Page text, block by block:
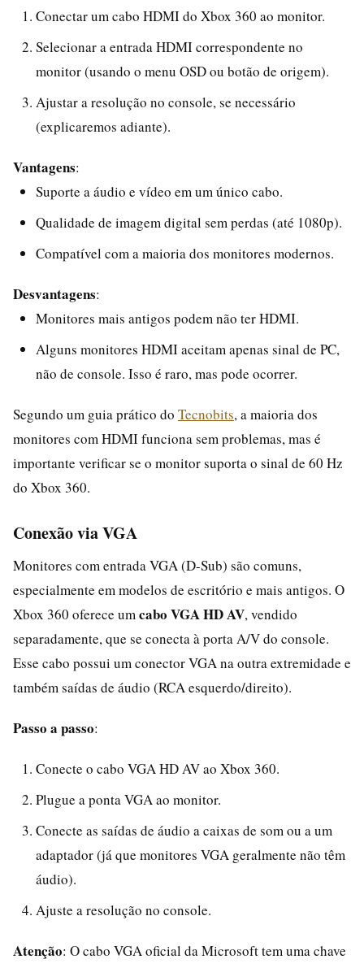
Conectar um cabo HDMI do Xbox 360 ao monitor.
Selecionar a entrada HDMI correspondente no
monitor (usando o menu OSD ou botão de origem).
Ajustar a resolução no console, se necessário
(explicaremos adiante).
Vantagens:
Suporte a áudio e vídeo em um único cabo.
Qualidade de imagem digital sem perdas (até 1080p).
Compatível com a maioria dos monitores modernos.
Desvantagens:
Monitores mais antigos podem não ter HDMI.
Alguns monitores HDMI aceitam apenas sinal de PC,
não de console. Isso é raro, mas pode ocorrer.
Segundo um guia prático do Tecnobits, a maioria dos
monitores com HDMI funciona sem problemas, mas é
importante verificar se o monitor suporta o sinal de 60 Hz
do Xbox 360.
Conexão via VGA
Monitores com entrada VGA (D-Sub) são comuns,
especialmente em modelos de escritório e mais antigos. O
Xbox 360 oferece um cabo VGA HD AV, vendido
separadamente, que se conecta à porta A/V do console.
Esse cabo possui um conector VGA na outra extremidade e
também saídas de áudio (RCA esquerdo/direito).
Passo a passo:
Conecte o cabo VGA HD AV ao Xbox 360.
Plugue a ponta VGA ao monitor.
Conecte as saídas de áudio a caixas de som ou a um
adaptador (já que monitores VGA geralmente não têm
áudio).
Ajuste a resolução no console.
Atenção: O cabo VGA oficial da Microsoft tem uma chave